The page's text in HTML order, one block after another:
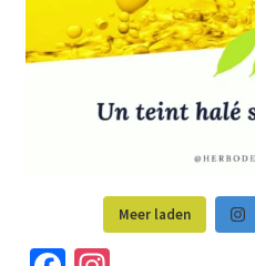
Meer laden